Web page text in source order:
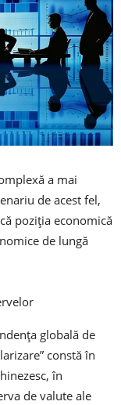
a mai
de acest fel,
poziția economică
de lungă
globală de
constă în
în
de valute ale